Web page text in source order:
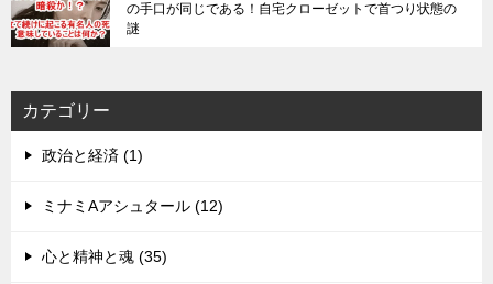
の手口が同じである！自宅クローゼットで首つり状態の
謎
カテゴリー
政治と経済 (1)
ミナミAアシュタール (12)
心と精神と魂 (35)